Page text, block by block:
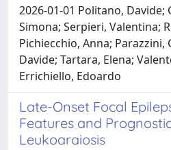
2026-01-01 Politano, Davide;
Simona; Serpieri, Valentina;
Pichiecchio, Anna; Parazzini,
Davide; Tartara, Elena;
Errichiello, Edoardo
Late-Onset Focal
Features and
Leukoaraiosis